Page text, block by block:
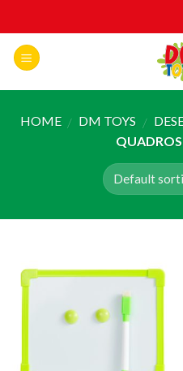
to
content
HOME / DM TOYS /